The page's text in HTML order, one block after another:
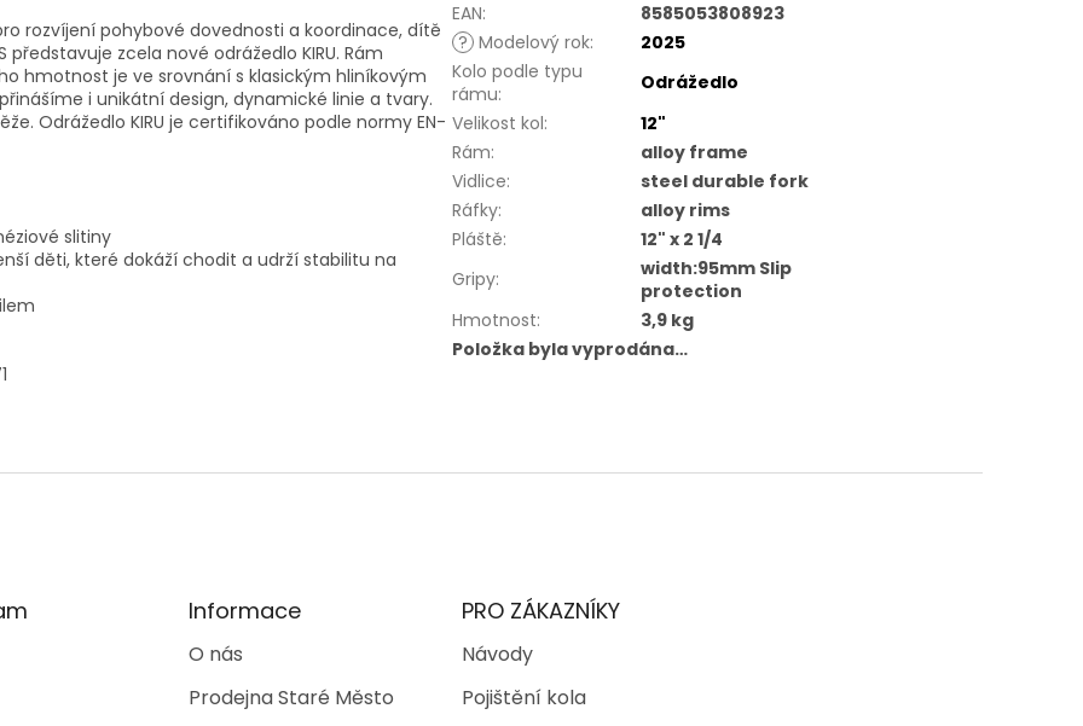
rozvíjení pohybové dovednosti a koordinace, dítě
představuje zcela nové odrážedlo KIRU. Rám
hmotnost je ve srovnání s klasickým hliníkovým
i unikátní design, dynamické linie a tvary.
Odrážedlo KIRU je certifikováno podle normy EN-
slitiny
děti, které dokáží chodit a udrží stabilitu na
EAN:
8585053808923
? Modelový rok:
2025
Kolo podle typu
rámu:
Odrážedlo
Velikost kol:
12"
Rám:
alloy frame
Vidlice:
steel durable fork
Ráfky:
alloy rims
Pláště:
12" x 2 1/4
Gripy:
width:95mm Slip
protection
Hmotnost:
3,9 kg
Položka byla vyprodána…
Informace
O nás
Prodejna Staré Město
PRO ZÁKAZNÍKY
Návody
Pojištění kola